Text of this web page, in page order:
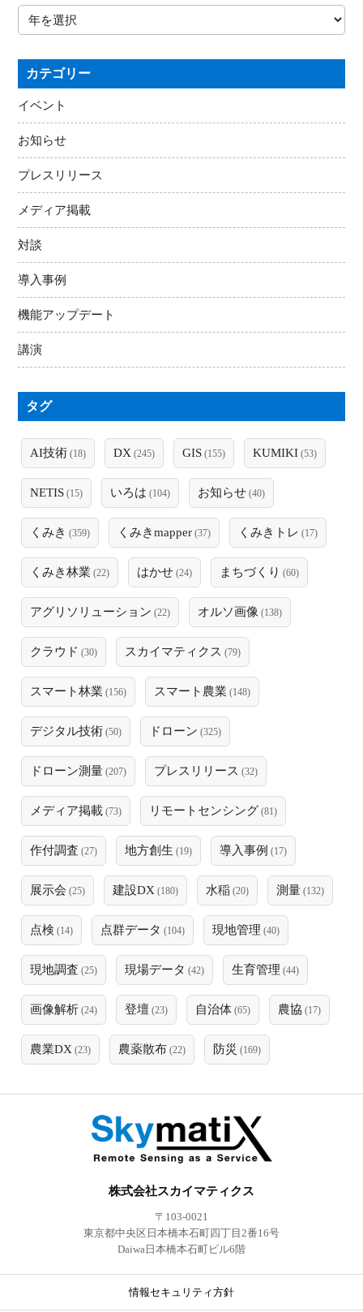
カテゴリー
イベント
お知らせ
プレスリリース
メディア掲載
対談
導入事例
機能アップデート
講演
タグ
AI技術 (18) DX (245) GIS (155) KUMIKI (53)
NETIS (15) いろは (104) お知らせ (40)
くみき (359) くみきmapper (37) くみきトレ (17)
くみき林業 (22) はかせ (24) まちづくり (60)
アグリソリューション (22) オルソ画像 (138)
クラウド (30) スカイマティクス (79)
スマート林業 (156) スマート農業 (148)
デジタル技術 (50) ドローン (325)
ドローン測量 (207) プレスリリース (32)
メディア掲載 (73) リモートセンシング (81)
作付調査 (27) 地方創生 (19) 導入事例 (17)
展示会 (25) 建設DX (180) 水稲 (20) 測量 (132)
点検 (14) 点群データ (104) 現地管理 (40)
現地調査 (25) 現場データ (42) 生育管理 (44)
画像解析 (24) 登壇 (23) 自治体 (65) 農協 (17)
農業DX (23) 農薬散布 (22) 防災 (169)
株式会社スカイマティクス
〒103-0021
東京都中央区日本橋本石町四丁目2番16号
Daiwa日本橋本石町ビル6階
情報セキュリティ方針